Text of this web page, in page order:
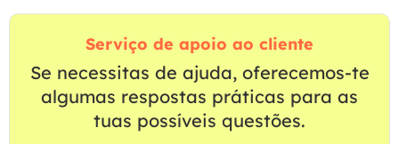
Serviço de apoio ao cliente
Se necessitas de ajuda, oferecemos-te
algumas respostas práticas para as
tuas possíveis questões.